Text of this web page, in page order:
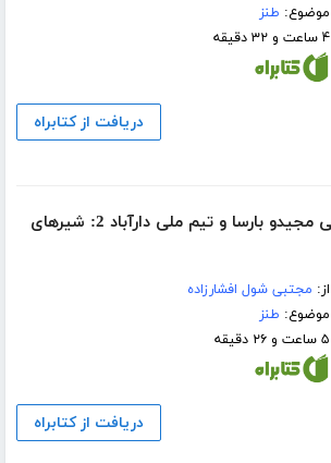
موضوع: طنز
۴ ساعت و ۳۲ دقیقه
دریافت از کتابراه
🎧 دانلود کتاب صوتی مجیدو بارسا و تیم ملی دارآباد 2: شیرهای
از: مجتبی شول افشارزاده
موضوع: طنز
۵ ساعت و ۲۶ دقیقه
دریافت از کتابراه